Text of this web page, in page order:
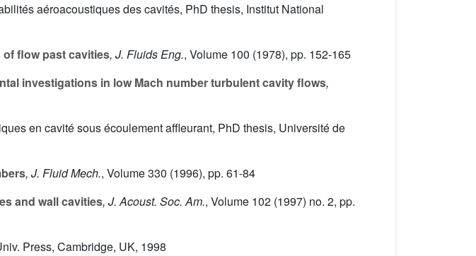
aéroacoustiques des cavités, PhD thesis, Institut National
flow past cavities, J. Fluids Eng., Volume 100 (1978), pp. 152-165
investigations in low Mach number turbulent cavity flows,
en cavité sous écoulement affleurant, PhD thesis, Université de
, J. Fluid Mech., Volume 330 (1996), pp. 61-84
and wall cavities, J. Acoust. Soc. Am., Volume 102 (1997) no. 2, pp.
Press, Cambridge, UK, 1998